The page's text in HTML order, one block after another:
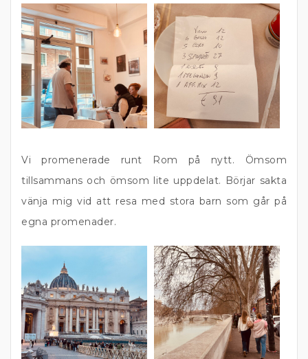
Vi promenerade runt Rom på nytt. Ömsom
tillsammans och ömsom lite uppdelat. Börjar sakta
vänja mig vid att resa med stora barn som går på
egna promenader.